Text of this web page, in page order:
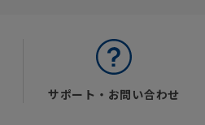
サポート・お問い合わせ